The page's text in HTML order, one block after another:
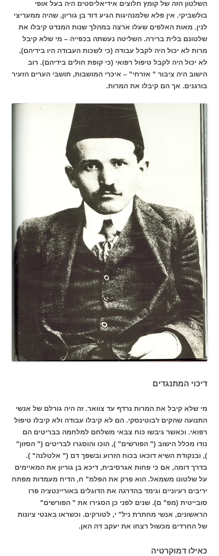
השלטון הזה של קומץ חלוצים אידיאליסטים היה בעל אופי
בולשביקי. אין פלא שלמנהיגות הגיע דוד בן גוריון, שהיה ממעריצי
לנין. מאות האלפים שעלו ארצה במהלך שנות המנדט קיבלו את
שלטונם בלית ברירה. השליטה נעשתה בכפייה – מי שלא קיבל
מרות לא יכול היה לקבל עבודה (כי לשכות העבודה היו בידיהם),
לא יכול היה לקבל טיפול רפואי (כי קופת חולים בידיהם). רוב
הישוב היה ציבור " אזרחי" – איכרי המושבות, תושבי הערים הזעיר
בורגנים. אך הם קיבלו את המרות.
דיכוי המתנגדים
מי שלא קיבל את המרות נרדף עד צוואר. זה היה גורלם של אנשי
התנועה שהקים ז'בוטינסקי. הם לא קיבלו עבודה ולא קיבלו טיפול
רפואי. וכאשר גיבשו כוח צבאי משלחם למלחמה בבריטים הם
נודו מכלל הישוב (" הפורשים" ), הוכו והוסגרו לבריטים (" הסזון"
), ובנקודת השיא דוכאו בכוח הזרוע ובשפך דם (" אלטלנה" ).
בדרך דומה, אם כי פחות אגרסיבית, דיכא בן גוריון את המאיימים
על שלטונו משמאל. הוא פרק את הפלמ" ח, הדיח מעמדות מפתח
יריבים רעיוניים וגימד בהדרגה את הדוגלים באוריינטציה פרו
סובייטית (מפ" ם). שנים לפני כן הסגירו את " הפורשים"
הראשונים, אנשי מחתרת ניל" י, לטורקים. וכשראו באנטי ציונות
של החרדים מכשול רצחו את יעקב דה האן.
כאילו דמוקרטיה